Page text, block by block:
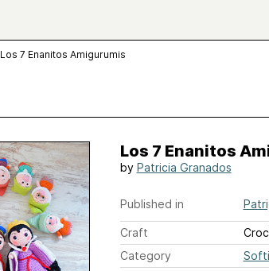
Los 7 Enanitos Amigurumis
Los 7 Enanitos
by Patricia Granados
Published in
Craft
Category